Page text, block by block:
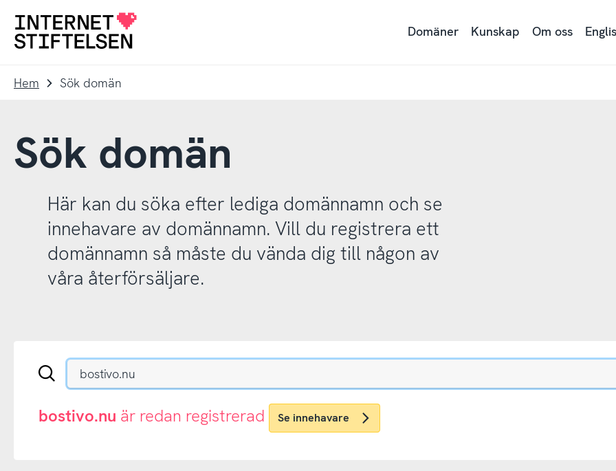
navigering
innehåll
Till
Domäner Kunskap Om oss
Hem Sök domän
Sök domän
Här kan du söka efter lediga domännamn och se
innehavare av domännamn. Vill du registrera ett
domännamn så måste du vända dig till någon av
våra återförsäljare.
Sök
.se-
eller
.nu-
bostivo.nu är redan registrerad Se innehavare